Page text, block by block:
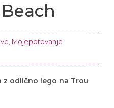
Mojepotovanje
z odlično lego na Trou